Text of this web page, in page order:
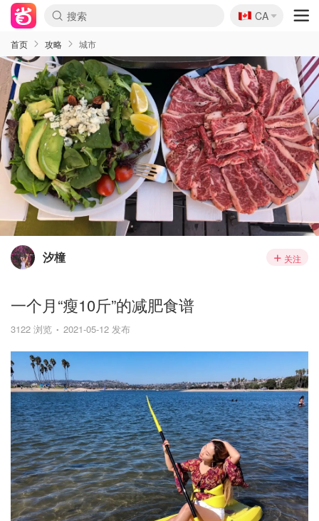
🇨🇦
CA
首页 攻略 城市
汐橦 关注
一个月“瘦10斤”的减肥食谱
3122 浏览 2021-05-12 发布